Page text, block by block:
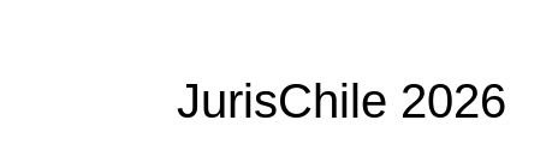
JurisChile 2026